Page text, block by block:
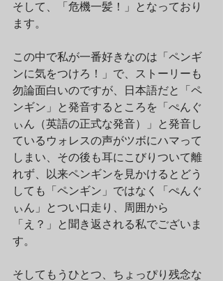
そして、「危機一髪！」となっており
ます。
この中で私が一番好きなのは「ペンギ
ンに気をつけろ！」で、ストーリーも
勿論面白いのですが、日本語だと「ペ
ンギン」と発音するところを「ぺんぐ
ぃん（英語の正式な発音）」と発音し
ているウォレスの声がツボにハマって
しまい、その後も耳にこびりついて離
れず、以来ペンギンを見かけるとどう
しても「ペンギン」ではなく「ぺんぐ
ぃん」とつい口走り、周囲から
「え？」と聞き返される私でございま
す。
そしてもうひとつ、ちょっぴり残念な